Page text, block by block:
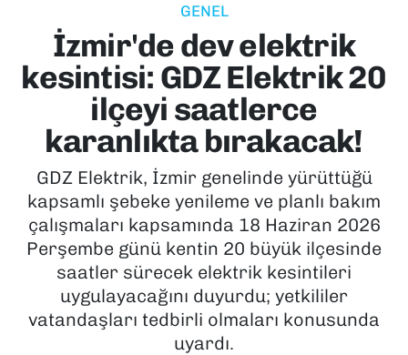
GENEL
İzmir'de dev elektrik
kesintisi: GDZ Elektrik 20
ilçeyi saatlerce
karanlıkta bırakacak!
GDZ Elektrik, İzmir genelinde yürüttüğü
kapsamlı şebeke yenileme ve planlı bakım
çalışmaları kapsamında 18 Haziran 2026
Perşembe günü kentin 20 büyük ilçesinde
saatler sürecek elektrik kesintileri
uygulayacağını duyurdu; yetkililer
vatandaşları tedbirli olmaları konusunda
uyardı.
EKONOMİ
KÜLTÜR SANAT
MAGAZİN
POLİTİKA
SAĞLIK
SPOR
Süper Lig Puan Durumu ve Fikstür
Tüm Manşetler
Son Dakika Haberleri
Haber Arşivi